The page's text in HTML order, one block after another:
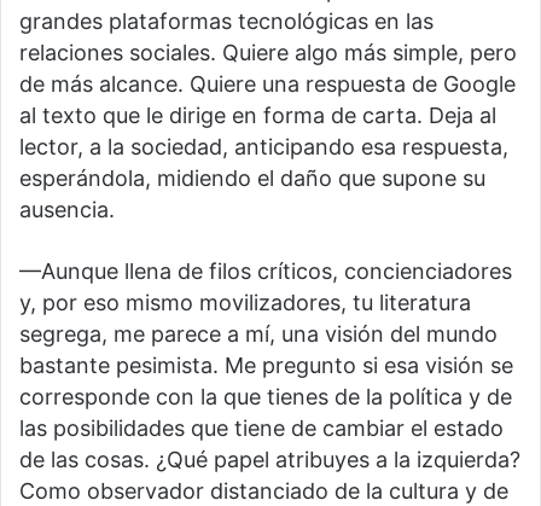
grandes plataformas tecnológicas en las
relaciones sociales. Quiere algo más simple, pero
de más alcance. Quiere una respuesta de Google
al texto que le dirige en forma de carta. Deja al
lector, a la sociedad, anticipando esa respuesta,
esperándola, midiendo el daño que supone su
ausencia.
—Aunque llena de filos críticos, concienciadores
y, por eso mismo movilizadores, tu literatura
segrega, me parece a mí, una visión del mundo
bastante pesimista. Me pregunto si esa visión se
corresponde con la que tienes de la política y de
las posibilidades que tiene de cambiar el estado
de las cosas. ¿Qué papel atribuyes a la izquierda?
Como observador distanciado de la cultura y de